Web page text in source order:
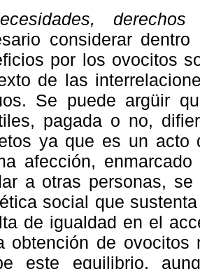
considerar
por los ovocitos
de las
Se puede argüir
pagada o no,
ya que es un acto
afección,
a otras personas,
social que
de igualdad en el
obtención de
este equilibrio,